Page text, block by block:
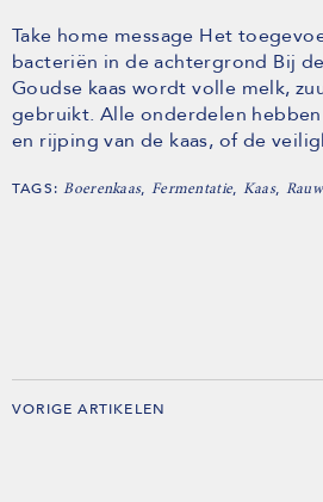
Take home message Het
bacteriën in de achtergrond Bij
Goudse kaas wordt volle melk,
gebruikt. Alle onderdelen
en rijping van de kaas, of de
TAGS:Boerenkaas, Fermentatie, Kaas,
VORIGE ARTIKELEN